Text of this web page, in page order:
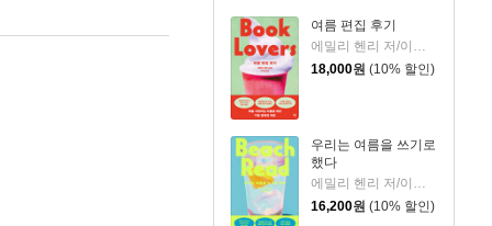
여름 편집 후기
18,000원 (10% 할인)
우리는 여름을 쓰기로
했다
에밀리 헨리 저/이미정 역
16,200원 (10% 할인)